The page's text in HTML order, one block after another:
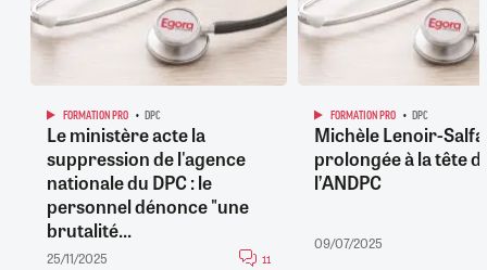
FORMATION PRO DPC
Le ministère acte la
suppression de l'agence
nationale du DPC : le
personnel dénonce "une
brutalité...
25/11/2025 11
FORMATION PRO DPC
Michèle Lenoir-
prolongée à la tête
l’ANDPC
09/07/2025